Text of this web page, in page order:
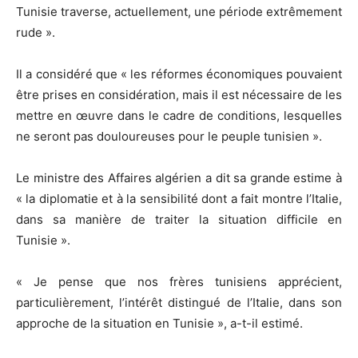
Tunisie traverse, actuellement, une période extrêmement
rude ».
Il a considéré que « les réformes économiques pouvaient
être prises en considération, mais il est nécessaire de les
mettre en œuvre dans le cadre de conditions, lesquelles
ne seront pas douloureuses pour le peuple tunisien ».
Le ministre des Affaires algérien a dit sa grande estime à
« la diplomatie et à la sensibilité dont a fait montre l’Italie,
dans sa manière de traiter la situation difficile en
Tunisie ».
« Je pense que nos frères tunisiens apprécient,
particulièrement, l’intérêt distingué de l’Italie, dans son
approche de la situation en Tunisie », a-t-il estimé.